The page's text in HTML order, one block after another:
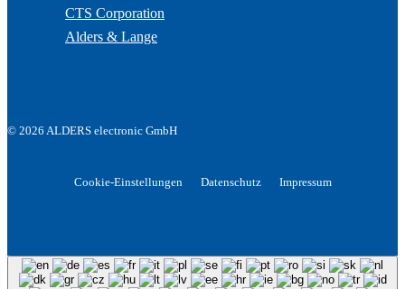
CTS Corporation
Alders & Lange
© 2026 ALDERS electronic GmbH
Cookie-Einstellungen Datenschutz Impressum